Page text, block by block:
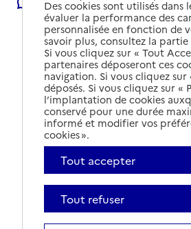
Des cookies sont utilisés
évaluer la performance des
personnalisée en fonction de
savoir plus, consultez la
Si vous cliquez sur « Tout
partenaires déposeront ces
navigation. Si vous cliquez sur
déposés. Si vous cliquez sur «
l’implantation de cookies
conservé pour une durée
informé et modifier vos
cookies ».
Tout accepter
Tout refuser